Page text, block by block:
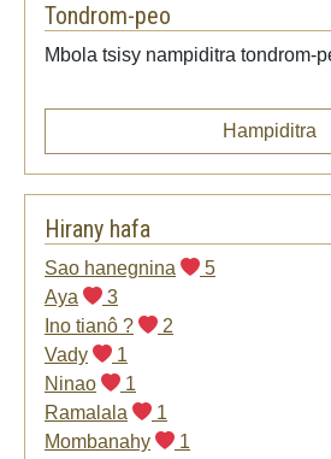
Tondrom-peo
Mbola tsisy nampiditra tondrom-
Hampiditra
Hirany hafa
Sao hanegnina
5
Aya
3
Ino tianô ?
2
Vady
1
Ninao
1
Ramalala
1
Mombanahy
1